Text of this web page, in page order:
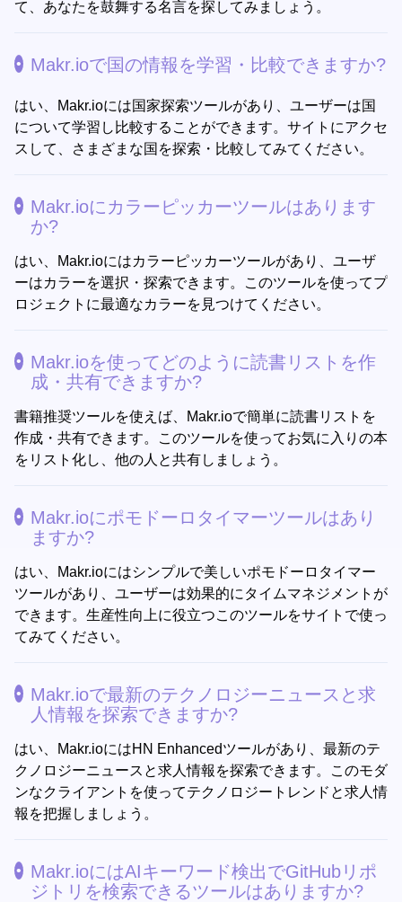
て、あなたを鼓舞する名言を探してみましょう。
Makr.ioで国の情報を学習・比較できますか?
はい、Makr.ioには国家探索ツールがあり、ユーザーは国
について学習し比較することができます。サイトにアクセ
スして、さまざまな国を探索・比較してみてください。
Makr.ioにカラーピッカーツールはあります
か?
はい、Makr.ioにはカラーピッカーツールがあり、ユーザ
ーはカラーを選択・探索できます。このツールを使ってプ
ロジェクトに最適なカラーを見つけてください。
Makr.ioを使ってどのように読書リストを作
成・共有できますか?
書籍推奨ツールを使えば、Makr.ioで簡単に読書リストを
作成・共有できます。このツールを使ってお気に入りの本
をリスト化し、他の人と共有しましょう。
Makr.ioにポモドーロタイマーツールはあり
ますか?
はい、Makr.ioにはシンプルで美しいポモドーロタイマー
ツールがあり、ユーザーは効果的にタイムマネジメントが
できます。生産性向上に役立つこのツールをサイトで使っ
てみてください。
Makr.ioで最新のテクノロジーニュースと求
人情報を探索できますか?
はい、Makr.ioにはHN Enhancedツールがあり、最新のテ
クノロジーニュースと求人情報を探索できます。このモダ
ンなクライアントを使ってテクノロジートレンドと求人情
報を把握しましょう。
Makr.ioにはAIキーワード検出でGitHubリポ
ジトリを検索できるツールはありますか?